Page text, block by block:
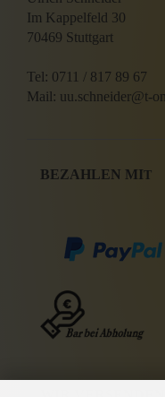
Im Kappelfeld 30
70469 Stuttgart
Tel: 0711 / 817 89 67
Mail: uu.schneider@t-
BEZAHLEN MIT